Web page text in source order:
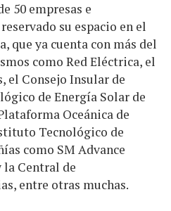
50 empresas e
su espacio en el
que ya cuenta con más del
como Red Eléctrica, el
el Consejo Insular de
de Energía Solar de
Oceánica de
Tecnológico de
como SM Advance
la Central de
entre otras muchas.